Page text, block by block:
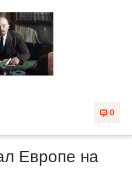
0
Европе на